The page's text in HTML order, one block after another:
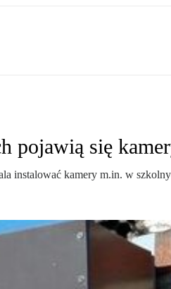
pojawią się
instalować kamery m.in. w